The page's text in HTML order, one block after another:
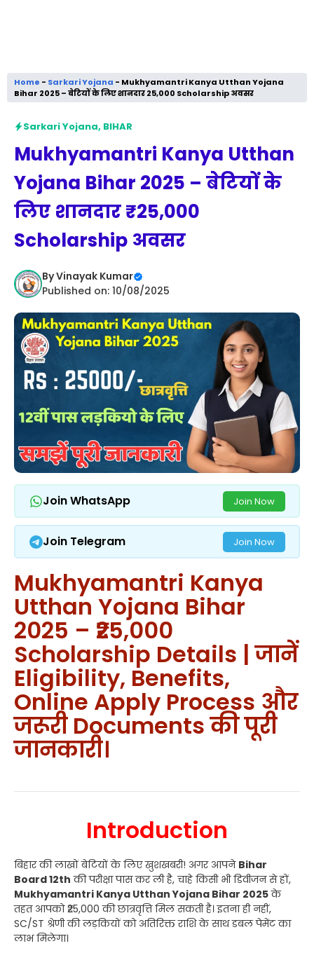
Home - Sarkari Yojana - Mukhyamantri Kanya Utthan Yojana
Bihar 2025 – बेटियों के लिए शानदार ₹25,000 Scholarship अवसर
Sarkari Yojana, BIHAR
Mukhyamantri Kanya Utthan
Yojana Bihar 2025 – बेटियों के
लिए शानदार ₹25,000
Scholarship अवसर
ByVinayak Kumar
Published on: 10/08/2025
Join WhatsApp Join Now
Join Telegram Join Now
Mukhyamantri Kanya
Utthan Yojana Bihar
2025 – ₹25,000
Scholarship Details | जानें
Eligibility, Benefits,
Online Apply Process और
जरूरी Documents की पूरी
जानकारी।
Introduction
बिहार की लाखों बेटियों के लिए खुशखबरी! अगर आपने Bihar
Board 12th की परीक्षा पास कर ली है, चाहे किसी भी डिवीजन से हों,
Mukhyamantri Kanya Utthan Yojana Bihar 2025के
तहत आपको ₹25,000 की छात्रवृत्ति मिल सकती है। इतना ही नहीं,
SC/ST श्रेणी की लड़कियों को अतिरिक्त राशि के साथ डबल पेमेंट का
लाभ मिलेगा।